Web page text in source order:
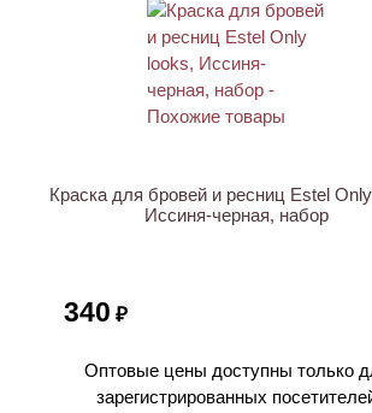
Краска для бровей и ресниц Estel
Иссиня-черная, набор
340 ₽
Оптовые цены доступны только
зарегистрированных